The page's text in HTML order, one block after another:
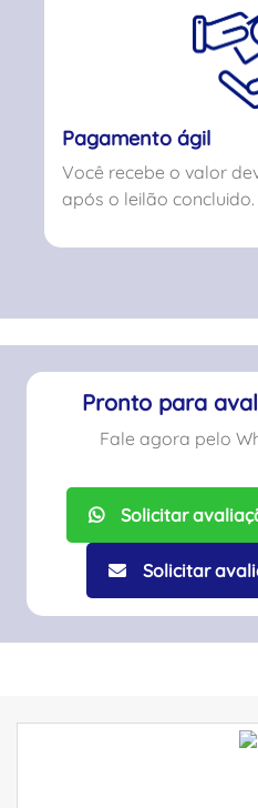
Pagamento ágil
Você recebe o valor
após o leilão concluido.
Pronto para
Fale agora pelo
Solicitar
Solicitar